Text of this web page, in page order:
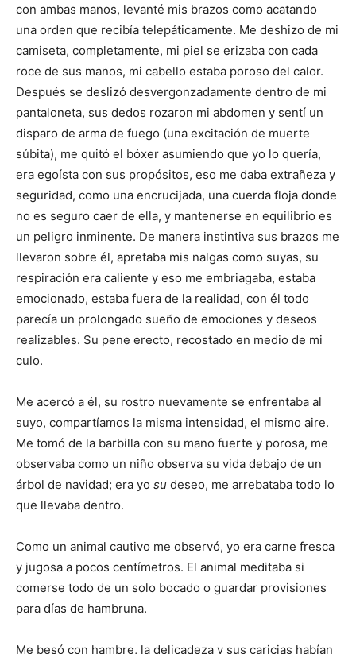
con ambas manos, levanté mis brazos como acatando
una orden que recibía telepáticamente. Me deshizo de mi
camiseta, completamente, mi piel se erizaba con cada
roce de sus manos, mi cabello estaba poroso del calor.
Después se deslizó desvergonzadamente dentro de mi
pantaloneta, sus dedos rozaron mi abdomen y sentí un
disparo de arma de fuego (una excitación de muerte
súbita), me quitó el bóxer asumiendo que yo lo quería,
era egoísta con sus propósitos, eso me daba extrañeza y
seguridad, como una encrucijada, una cuerda floja donde
no es seguro caer de ella, y mantenerse en equilibrio es
un peligro inminente. De manera instintiva sus brazos me
llevaron sobre él, apretaba mis nalgas como suyas, su
respiración era caliente y eso me embriagaba, estaba
emocionado, estaba fuera de la realidad, con él todo
parecía un prolongado sueño de emociones y deseos
realizables. Su pene erecto, recostado en medio de mi
culo.
Me acercó a él, su rostro nuevamente se enfrentaba al
suyo, compartíamos la misma intensidad, el mismo aire.
Me tomó de la barbilla con su mano fuerte y porosa, me
observaba como un niño observa su vida debajo de un
árbol de navidad; era yo su deseo, me arrebataba todo lo
que llevaba dentro.
Como un animal cautivo me observó, yo era carne fresca
y jugosa a pocos centímetros. El animal meditaba si
comerse todo de un solo bocado o guardar provisiones
para días de hambruna.
Me besó con hambre, la delicadeza y sus caricias habían